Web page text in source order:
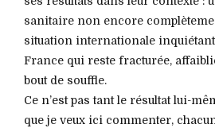
sanitaire non encore
situation internationale
France qui reste fracturée,
bout de souffle.
Ce n’est pas tant le résultat lui-
que je veux ici commenter,